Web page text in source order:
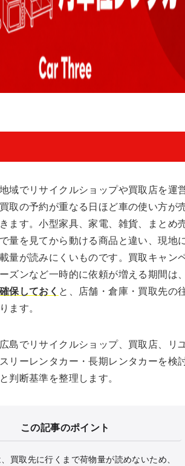
域でリサイクルショップや買取店を運
取の予約が重なる日ほど車の使い方が
ます。小型家具、家電、雑貨、まとめ
量を見てから動ける商品と違い、現地
量が読みにくいものです。買取キャン
ズンなど一時的に依頼が増える期間は
保しておく と、店舗・倉庫・買取先の
ます。
島でリサイクルショップ、買取店、リ
リーレンタカー・長期レンタカーを検
判断基準を整理します。
この記事のポイント
買取先に行くまで荷物量が読めないため、